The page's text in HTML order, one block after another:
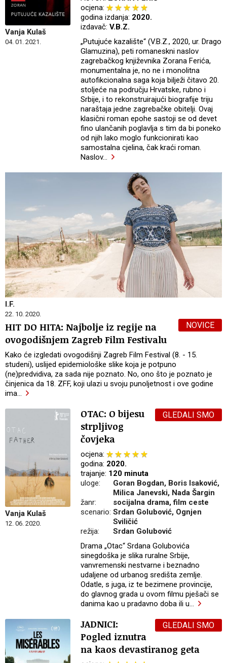
Vanja Kulaš
04. 01. 2021.
ocjena:
godina izdanja: 2020.
izdavač:V.B.Z.
„Putujuće kazalište“ (V.B.Z., 2020, ur. Drago
Glamuzina), peti romaneskni naslov
zagrebačkog književnika Zorana Ferića,
monumentalna je, no ne i monolitna
autofikcionalna saga koja bilježi čitavo 20.
stoljeće na području Hrvatske, rubno i
Srbije, i to rekonstruirajući biografije triju
naraštaja jedne zagrebačke obitelji. Ovaj
klasični roman epohe sastoji se od devet
fino ulančanih poglavlja s tim da bi poneko
od njih lako moglo funkcionirati kao
samostalna cjelina, čak kraći roman.
Naslov…
I.F.
22. 10. 2020.
NOVICE
HIT DO HITA: Najbolje iz regije na
ovogodišnjem Zagreb Film Festivalu
Kako će izgledati ovogodišnji Zagreb Film Festival (8. - 15.
studeni), uslijed epidemiološke slike koja je potpuno
(ne)predvidiva, za sada nije poznato. No, ono što je poznato je
činjenica da 18. ZFF, koji ulazi u svoju punoljetnost i ove godine
ima
Vanja Kulaš
12. 06. 2020.
GLEDALI SMO
OTAC: O bijesu
strpljivog
čovjeka
ocjena:
godina: 2020.
trajanje: 120 minuta
uloge:
Goran Bogdan, Boris Isaković,
Milica Janevski, Nada Šargin
žanr:
socijalna drama, film ceste
scenario:Srdan Golubović, Ognjen
Sviličić
režija:
Srdan Golubović
Drama „Otac“ Srdana Golubovića
sinegdoška je slika ruralne Srbije,
vanvremenski nestvarne i beznadno
udaljene od urbanog središta zemlje.
Odatle, s juga, iz te bezimene provincije,
do glavnog grada u ovom filmu pješači se
danima kao u pradavno doba ili u
GLEDALI SMO
JADNICI:
Pogled iznutra
na kaos devastiranog geta